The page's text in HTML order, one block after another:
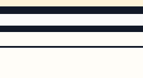
│   │       ├── server.js